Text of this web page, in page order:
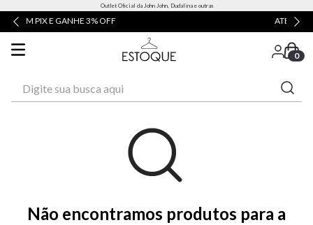
Outlet Oficial da John John, Dudalina e outras
0
Não encontramos produtos para a